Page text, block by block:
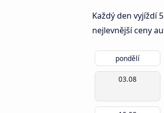
Každý den vyjíždí
nejlevnější ceny
pondělí
03.08